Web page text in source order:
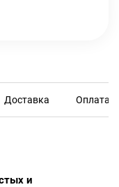
Доставка Оплата
и